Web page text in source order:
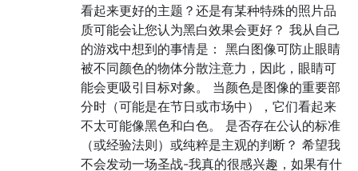
看起来更好的主题？还是有某种特殊的照片品
质可能会让您认为黑白效果会更好？ 我从自己
的游戏中想到的事情是： 黑白图像可防止眼睛
被不同颜色的物体分散注意力，因此，眼睛可
能会更吸引目标对象。 当颜色是图像的重要部
分时（可能是在节日或市场中），它们看起来
不太可能像黑色和白色。 是否存在公认的标准
（或经验法则）或纯粹是主观的判断？ 希望我
不会发动一场圣战-我真的很感兴趣，如果有什